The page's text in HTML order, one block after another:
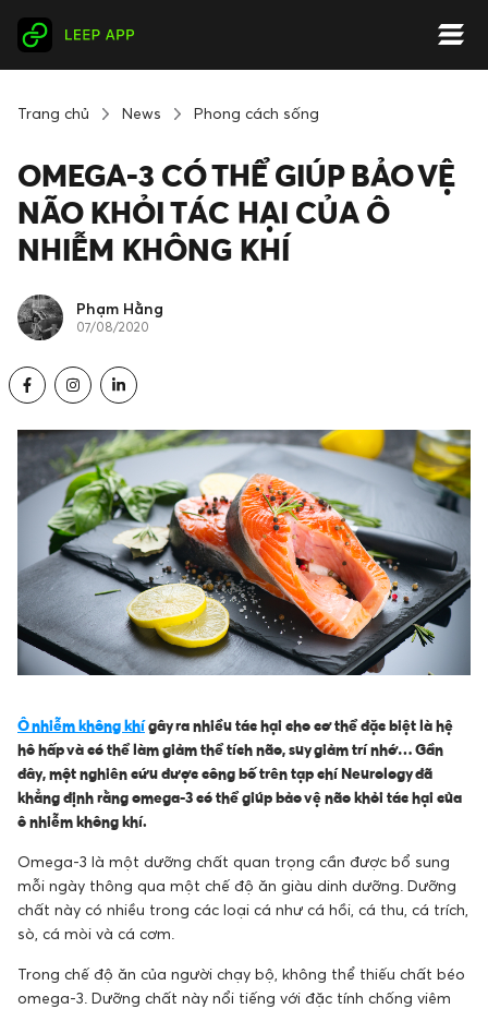
Trang chủ News Phong cách sống
OMEGA-3 CÓ THỂ GIÚP BẢO VỆ
NÃO KHỎI TÁC HẠI CỦA Ô
NHIỄM KHÔNG KHÍ
Phạm Hằng
07/08/2020
Ô nhiễm không khígây ra nhiều tác hại cho cơ thể đặc biệt là hệ
hô hấp và có thể làm giảm thể tích não, suy giảm trí nhớ… Gần
đây, một nghiên cứu được công bố trên tạp chíNeurology đã
khẳng định rằng omega-3 có thể giúp bảo vệ não khỏi tác hại của
ô nhiễm không khí.
Omega-3 là một dưỡng chất quan trọng cần được bổ sung
mỗi ngày thông qua một chế độ ăn giàu dinh dưỡng. Dưỡng
chất này có nhiều trong các loại cá như cá hồi, cá thu, cá trích,
sò, cá mòi và cá cơm.
Trong chế độ ăn của người chạy bộ, không thể thiếu chất béo
omega-3. Dưỡng chất này nổi tiếng với đặc tính chống viêm